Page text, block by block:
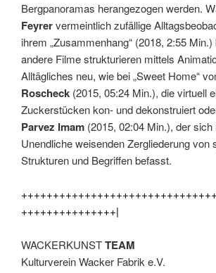
Bergpanoramas herangezogen werden.
Feyrervermeintlich zufällige
ihrem „Zusammenhang“ (2018, 2:55
andere Filme strukturieren mittels
Alltägliches neu, wie bei „Sweet Home“
Roscheck (2015, 05:24 Min.), die virtuell
Zuckerstücken kon- und dekonstruiert
Parvez Imam (2015, 02:04 Min.), der sich
Unendliche weisenden Zergliederung von
Strukturen und Begriffen befasst.
+++++++++++++++|
WACKERKUNSTTEAM
Kulturverein Wacker Fabrik e.V.